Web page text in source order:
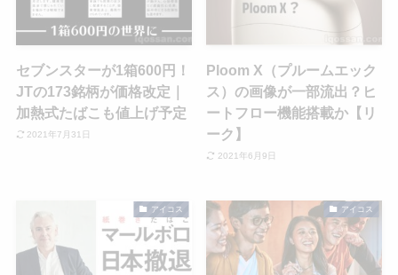
セブンスターが1箱600円！
JTの173銘柄が価格改定｜
加熱式たばこも値上げ予定
2021年7月31日
Ploom X（プルームエック
ス）の画像が一部流出？ヒ
ートフロー機能搭載か【リ
ーク】
2021年6月9日
アイコス アイコス